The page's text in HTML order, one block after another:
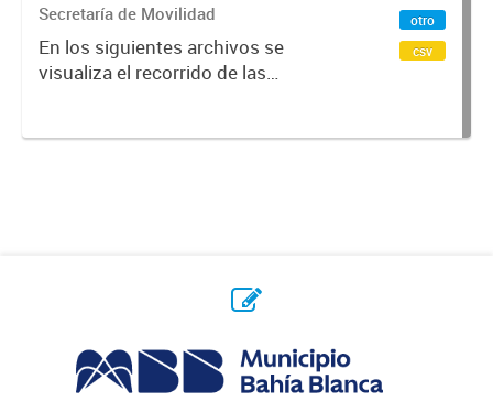
Secretaría de Movilidad
En los siguientes archivos se
visualiza el recorrido de las
otro
csv